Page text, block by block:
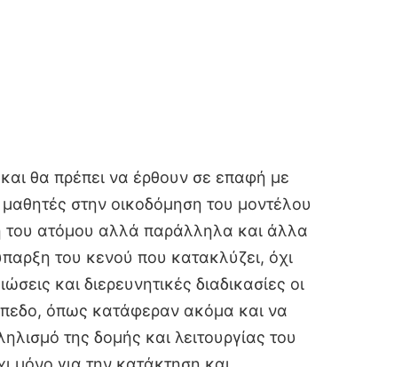
θα πρέπει να έρθουν σε επαφή με
στην οικοδόμηση του μοντέλου
του ατόμου αλλά παράλληλα και άλλα
του κενού που κατακλύζει, όχι
και διερευνητικές διαδικασίες οι
όπως κατάφεραν ακόμα και να
της δομής και λειτουργίας του